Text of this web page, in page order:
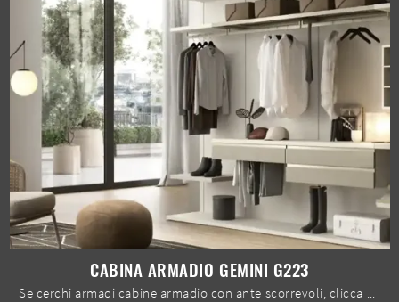
CABINA ARMADIO GEMINI G223
Se cerchi armadi cabine armadio con ante scorrevoli, clicca e scopri l'armadio Cabina armadio Gemini G223 di Moretti Compact Giorno Notte in ...